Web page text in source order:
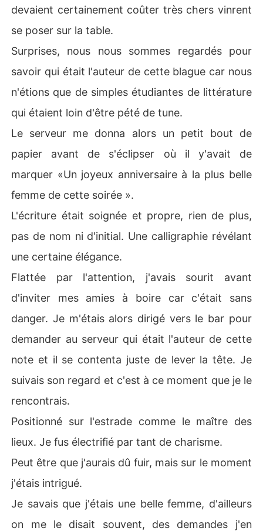
devaient certainement coûter très chers vinrent
se poser sur la table.
Surprises, nous nous sommes regardés pour
savoir qui était l'auteur de cette blague car nous
n'étions que de simples étudiantes de littérature
qui étaient loin d'être pété de tune.
Le serveur me donna alors un petit bout de
papier avant de s'éclipser où il y'avait de
marquer «Un joyeux anniversaire à la plus belle
femme de cette soirée ».
L'écriture était soignée et propre, rien de plus,
pas de nom ni d'initial. Une calligraphie révélant
une certaine élégance.
Flattée par l'attention, j'avais sourit avant
d'inviter mes amies à boire car c'était sans
danger. Je m'étais alors dirigé vers le bar pour
demander au serveur qui était l'auteur de cette
note et il se contenta juste de lever la tête. Je
suivais son regard et c'est à ce moment que je le
rencontrais.
Positionné sur l'estrade comme le maître des
lieux. Je fus électrifié par tant de charisme.
Peut être que j'aurais dû fuir, mais sur le moment
j'étais intrigué.
Je savais que j'étais une belle femme, d'ailleurs
on me le disait souvent, des demandes j'en